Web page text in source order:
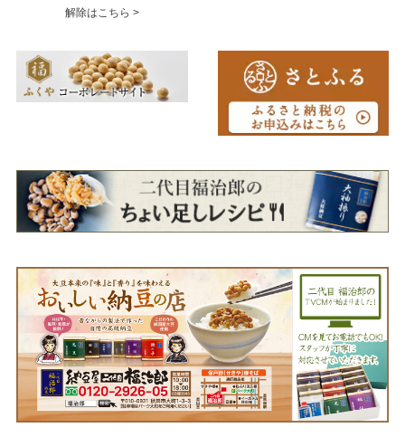
解除はこちら >